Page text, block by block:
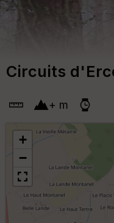
Circuits
+ m
+
−